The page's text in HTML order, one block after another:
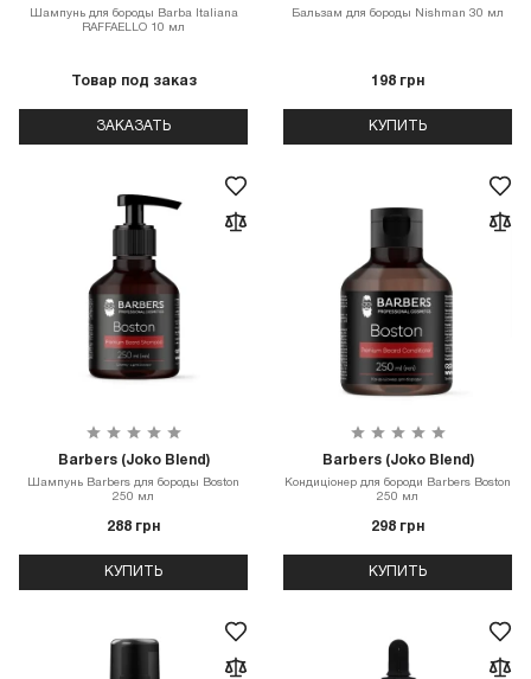
Шампунь для бороды Barba Italiana
RAFFAELLO 10 мл
Товар под заказ
ЗАКАЗАТЬ
Бальзам для бороды Nishman 30 мл
198 грн
КУПИТЬ
Barbers (Joko Blend)
Шампунь Barbers для бороды Boston
250 мл
288 грн
КУПИТЬ
Barbers (Joko Blend)
Кондиціонер для бороди Barbers Boston
250 мл
298 грн
КУПИТЬ